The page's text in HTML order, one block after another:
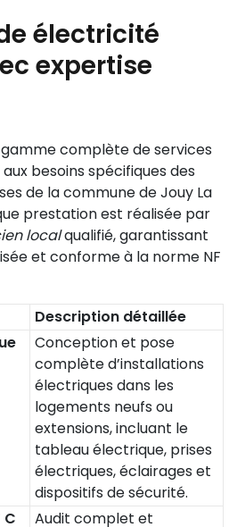
électricité
expertise
gamme complète de services
besoins spécifiques des
de la commune de Jouy La
prestation est réalisée par
localqualifié, garantissant
et conforme à la norme NF
Description détaillée
Conception et pose
complète d’installations
électriques dans les
logements neufs ou
extensions, incluant le
tableau électrique, prises
électriques, éclairages et
dispositifs de sécurité.
C
Audit complet et